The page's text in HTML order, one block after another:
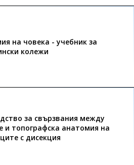
на човека - учебник за
колежи
за свързвания между
и топографска анатомия на
с дисекция